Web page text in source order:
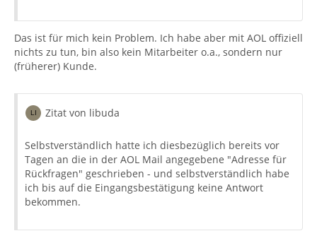
Das ist für mich kein Problem. Ich habe aber mit AOL offiziell
nichts zu tun, bin also kein Mitarbeiter o.a., sondern nur
(früherer) Kunde.
Zitat von libuda
Selbstverständlich hatte ich diesbezüglich bereits vor
Tagen an die in der AOL Mail angegebene "Adresse für
Rückfragen" geschrieben - und selbstverständlich habe
ich bis auf die Eingangsbestätigung keine Antwort
bekommen.